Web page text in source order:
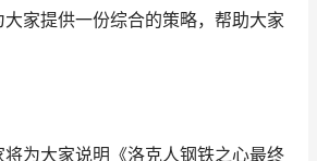
家提供一份综合的策略，帮助大家
为大家说明《洛克人钢铁之心最终